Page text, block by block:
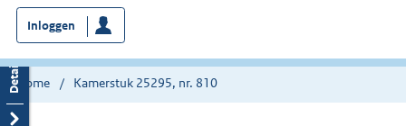
bent
nu
hier:
Inloggen
Home Kamerstuk 25295, nr. 810